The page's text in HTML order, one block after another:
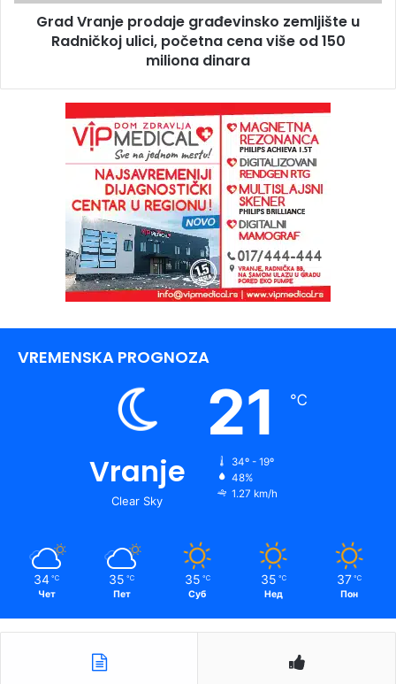
Grad Vranje prodaje građevinsko zemljište u
Radničkoj ulici, početna cena više od 150
miliona dinara
VREMENSKA PROGNOZA
Vranje
Clear Sky
21 ℃
34º - 19º
48%
1.27 km/h
34 ℃
Чет
35 ℃
Пет
35 ℃
Суб
35 ℃
Нед
37 ℃
Пон